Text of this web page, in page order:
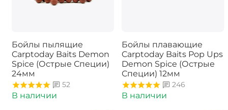
Бойлы пылящие
Carptoday Baits Demon
Spice (Острые Специи)
24мм
52
В наличии
Бойлы плавающие
Carptoday Baits Pop Ups
Demon Spice (Острые
Специи) 12мм
246
В наличии